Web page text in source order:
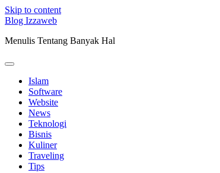
Skip to content
Blog Izzaweb
Menulis Tentang Banyak Hal
Islam
Software
Website
News
Teknologi
Bisnis
Kuliner
Traveling
Tips